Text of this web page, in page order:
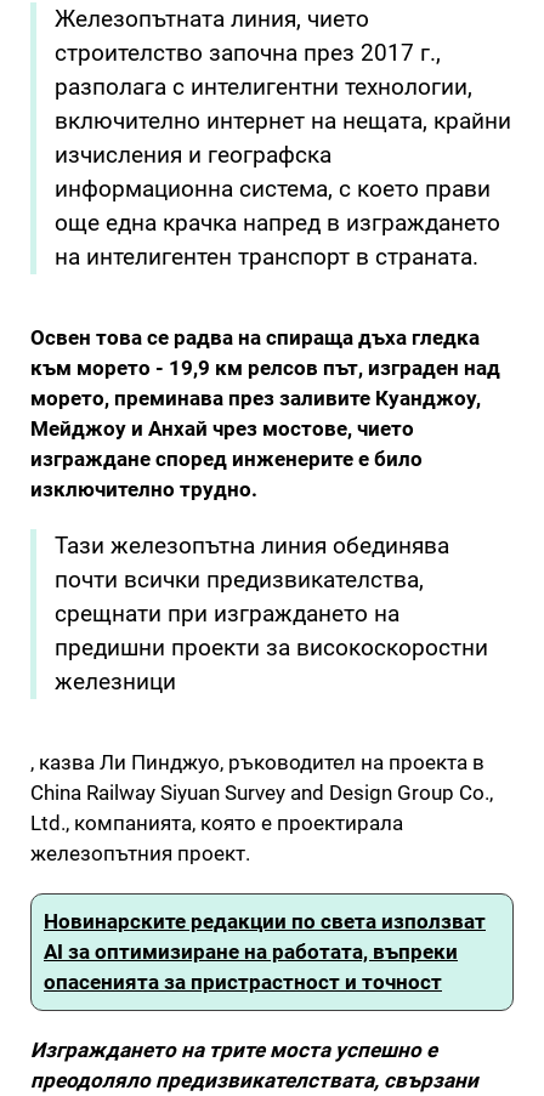
Железопътната линия, чието
строителство започна през 2017 г.,
разполага с интелигентни технологии,
включително интернет на нещата, крайни
изчисления и географска
информационна система, с което прави
още една крачка напред в изграждането
на интелигентен транспорт в страната.
Освен това се радва на спираща дъха гледка
към морето - 19,9 км релсов път, изграден над
морето, преминава през заливите Куанджоу,
Мейджоу и Анхай чрез мостове, чието
изграждане според инженерите е било
изключително трудно.
Тази железопътна линия обединява
почти всички предизвикателства,
срещнати при изграждането на
предишни проекти за високоскоростни
железници
, казва Ли Пинджуо, ръководител на проекта в
China Railway Siyuan Survey and Design Group Co.,
Ltd., компанията, която е проектирала
железопътния проект.
Новинарските редакции по света използват
AI за оптимизиране на работата, въпреки
опасенията за пристрастност и точност
Изграждането на трите моста успешно е
преодоляло предизвикателствата, свързани